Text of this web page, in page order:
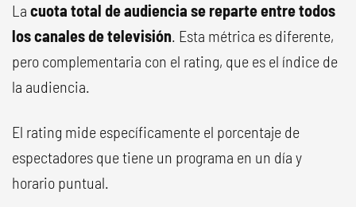
La cuota total de audiencia se reparte entre todos
los canales de televisión. Esta métrica es diferente,
pero complementaria con el rating, que es el índice de
la audiencia.
El rating mide específicamente el porcentaje de
espectadores que tiene un programa en un día y
horario puntual.